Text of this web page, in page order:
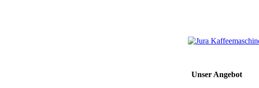
Unser Angebot